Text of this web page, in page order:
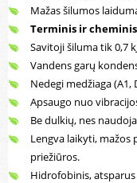
Mažas šilumos
Terminis ir cheminis
Savitoji šiluma tik 0,7
Vandens garų
Nedegi medžiaga (A1,
Apsaugo nuo
Be dulkių, nes
Lengva laikyti, mažos
priežiūros.
Hidrofobinis,